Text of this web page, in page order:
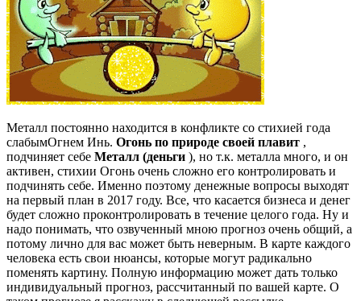
Металл постоянно находится в конфликте со стихией года
слабымОгнем Инь. Огонь по природе своей плавит ,
подчиняет себе Металл (деньги ), но т.к. металла много, и он
активен, стихии Огонь очень сложно его контролировать и
подчинять себе. Именно поэтому денежные вопросы выходят
на первый план в 2017 году. Все, что касается бизнеса и денег
будет сложно проконтролировать в течение целого года. Ну и
надо понимать, что озвученный мною прогноз очень общий, а
потому лично для вас может быть неверным. В карте каждого
человека есть свои нюансы, которые могут радикально
поменять картину. Полную информацию может дать только
индивидуальный прогноз, рассчитанный по вашей карте. О